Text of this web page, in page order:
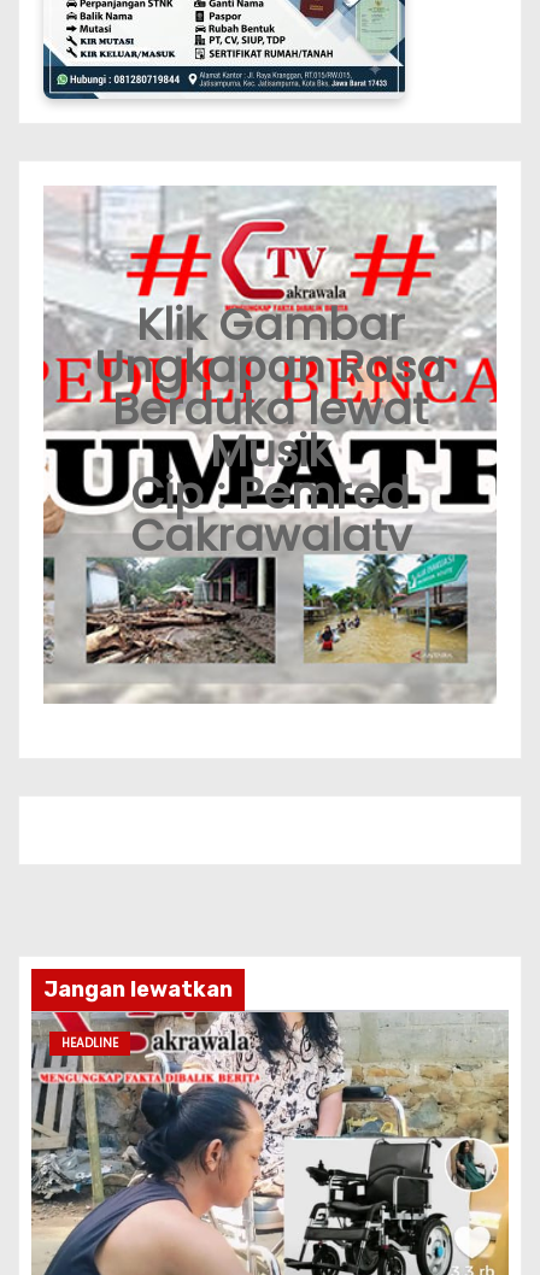
Klik Gambar
Ungkapan Rasa
Berduka lewat
Musik
Cip : Pemred
Cakrawalatv
Jangan lewatkan
HEADLINE